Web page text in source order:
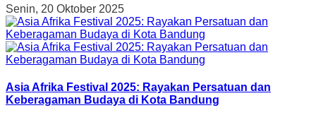
Senin, 20 Oktober 2025
Asia Afrika Festival 2025: Rayakan Persatuan dan
Keberagaman Budaya di Kota Bandung